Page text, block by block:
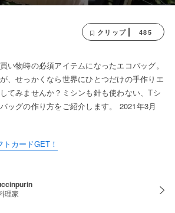
クリップ 485
い物時の必須アイテムになったエコバッグ。
、せっかくなら世界にひとつだけの手作りエ
てみませんか？ミシンも針も使わない、Tシ
ッグの作り方をご紹介します。 2021年3月
カードGET！
理家